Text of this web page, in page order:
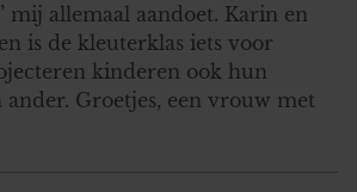
mij allemaal aandoet. Karin en
is de kleuterklas iets voor
kinderen ook hun
ander. Groetjes, een vrouw met